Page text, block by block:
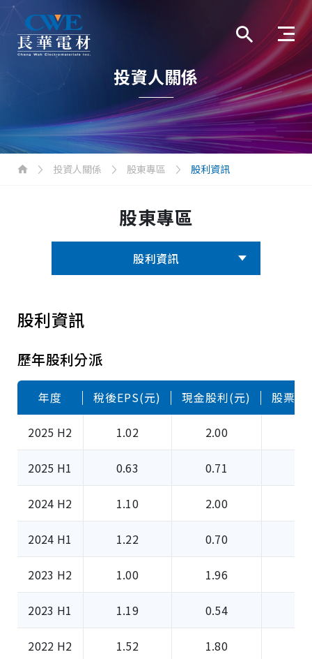
投資人關係
投資人關係 股東專區 股利資訊
股東專區
股利資訊
股利資訊
歷年股利分派
年度 稅後EPS(元) 現金股利(元) 股票股
2025 H2 1.02 2.00
2025 H1 0.63 0.71
2024 H2 1.10 2.00
2024 H1 1.22 0.70
2023 H2 1.00 1.96
2023 H1 1.19 0.54
2022 H2 1.52 1.80